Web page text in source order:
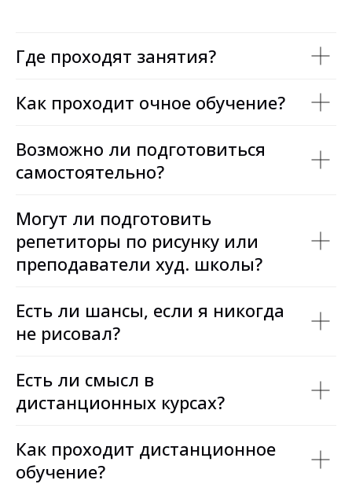
Где проходят занятия?
Как проходит очное обучение?
Возможно ли подготовиться
самостоятельно?
Могут ли подготовить
репетиторы по рисунку или
преподаватели худ. школы?
Есть ли шансы, если я никогда
не рисовал?
Есть ли смысл в
дистанционных курсах?
Как проходит дистанционное
обучение?